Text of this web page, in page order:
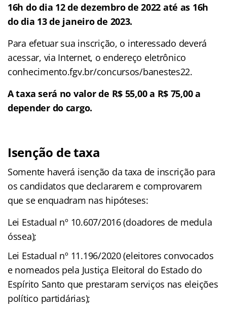
16h do dia 12 de dezembro de 2022 até as 16h
do dia 13 de janeiro de 2023.
Para efetuar sua inscrição, o interessado deverá
acessar, via Internet, o endereço eletrônico
conhecimento.fgv.br/concursos/banestes22.
A taxa será no valor de R$ 55,00 a R$ 75,00 a
depender do cargo.
Isenção de taxa
Somente haverá isenção da taxa de inscrição para
os candidatos que declararem e comprovarem
que se enquadram nas hipóteses:
Lei Estadual nº 10.607/2016 (doadores de medula
óssea);
Lei Estadual nº 11.196/2020 (eleitores convocados
e nomeados pela Justiça Eleitoral do Estado do
Espírito Santo que prestaram serviços nas eleições
político partidárias);